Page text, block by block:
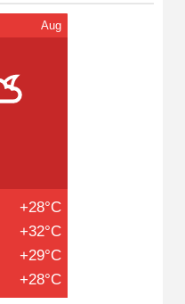
Aug
+28°C
+32°C
+29°C
+28°C